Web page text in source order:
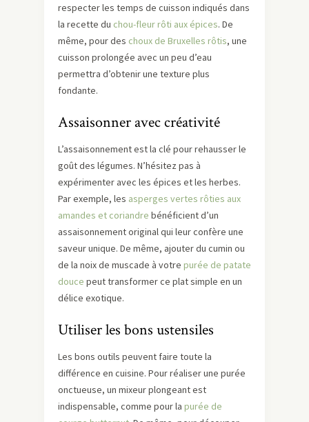
respecter les temps de cuisson indiqués dans
la recette du chou-fleur rôti aux épices. De
même, pour des choux de Bruxelles rôtis, une
cuisson prolongée avec un peu d’eau
permettra d’obtenir une texture plus
fondante.
Assaisonner avec créativité
L’assaisonnement est la clé pour rehausser le
goût des légumes. N’hésitez pas à
expérimenter avec les épices et les herbes.
Par exemple, les asperges vertes rôties aux
amandes et coriandre bénéficient d’un
assaisonnement original qui leur confère une
saveur unique. De même, ajouter du cumin ou
de la noix de muscade à votre purée de patate
douce peut transformer ce plat simple en un
délice exotique.
Utiliser les bons ustensiles
Les bons outils peuvent faire toute la
différence en cuisine. Pour réaliser une purée
onctueuse, un mixeur plongeant est
indispensable, comme pour la purée de